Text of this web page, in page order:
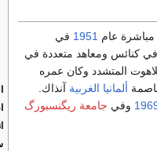
مباشرة عام 1951 في
كنائس ومعاهد متعددة في
المتشدد وكان عمره
ألمانيا الغربية آنذاك.
وفي جامعة ريگنسبورگ